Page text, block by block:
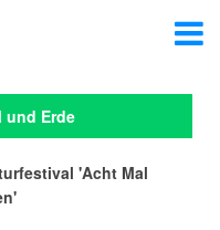
und Erde
'Acht Mal